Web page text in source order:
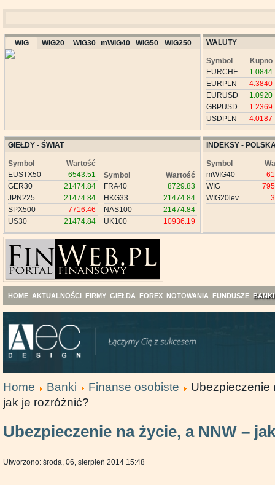
WIG WIG20 WIG30 mWIG40 WIG50 WIG250 WALUTY
Symbol
Kupno
EURCHF
1.0844
EURPLN
4.3840
EURUSD
1.0920
GBPUSD
1.2369
USDPLN
4.0187
GIEŁDY - ŚWIAT
Symbol
Wartość
EUSTX50
6543.51
GER30
21474.84
JPN225
21474.84
SPX500
7716.46
US30
21474.84
Symbol
Wartość
FRA40
8729.83
HKG33
21474.84
NAS100
21474.84
UK100
10936.19
INDEKSY -
Symbol
mWIG40
WIG
WIG20lev
HOME AKTUALNOŚCI FIRMY GIEŁDA FOREX NOTOWANIA FUNDUSZE BANKI
Home Banki Finanse osobiste
Ubezpieczenie
jak je rozróżnić?
Ubezpieczenie na życie, a NNW –
Utworzono: środa, 06, sierpień 2014 15:48